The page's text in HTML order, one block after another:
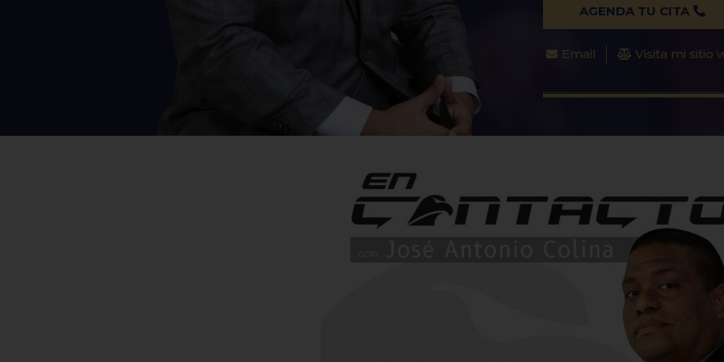
AGENDA TU CITA
Email Visita mi sitio